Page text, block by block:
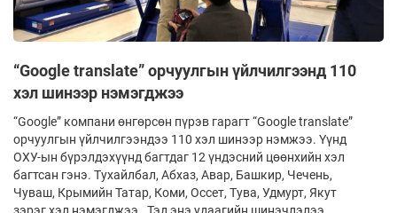
“Google translate” орчуулгын үйлчилгээнд 110
хэл шинээр нэмэгджээ
“Google” компани өнгөрсөн пүрэв гарагт “Google translate”
орчуулгын үйлчилгээндээ 110 хэл шинээр нэмжээ. Үүнд
ОХУ-ын бүрэлдэхүүнд багтдаг 12 үндэсний цөөнхийн хэл
багтсан гэнэ. Тухайлбал, Абхаз, Авар, Башкир, Чечень,
Чуваш, Крымийн Татар, Коми, Оссет, Тува, Удмурт, Якут
зэрэг хэл нэмэгджээ. Тэд энэ удаагийн шинэчлэлээ